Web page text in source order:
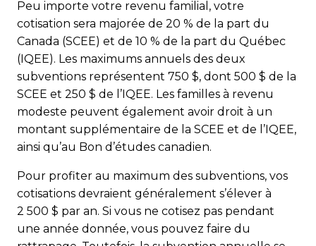
Peu importe votre revenu familial, votre
cotisation sera majorée de 20 % de la part du
Canada (SCEE) et de 10 % de la part du Québec
(IQEE). Les maximums annuels des deux
subventions représentent 750 $, dont 500 $ de la
SCEE et 250 $ de l’IQEE. Les familles à revenu
modeste peuvent également avoir droit à un
montant supplémentaire de la SCEE et de l’IQEE,
ainsi qu’au Bon d’études canadien.
Pour profiter au maximum des subventions, vos
cotisations devraient généralement s’élever à
2 500 $ par an. Si vous ne cotisez pas pendant
une année donnée, vous pouvez faire du